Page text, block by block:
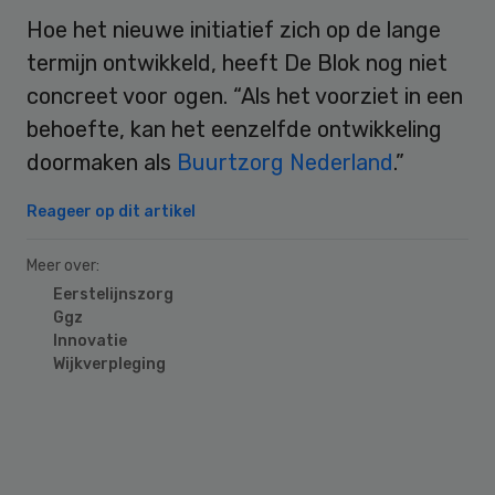
Hoe het nieuwe initiatief zich op de lange
termijn ontwikkeld, heeft De Blok nog niet
concreet voor ogen. “Als het voorziet in een
behoefte, kan het eenzelfde ontwikkeling
doormaken als Buurtzorg Nederland.”
Reageer op dit artikel
Meer over:
Eerstelijnszorg
Ggz
Innovatie
Wijkverpleging